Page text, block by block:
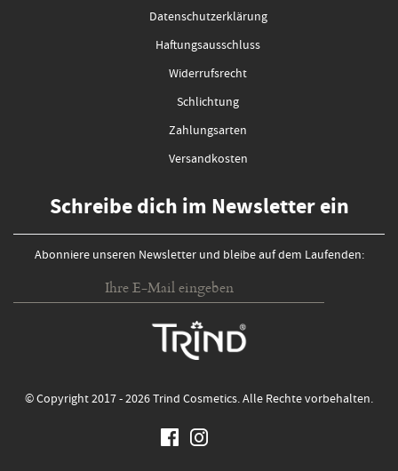
Datenschutzerklärung
Haftungsausschluss
Widerrufsrecht
Schlichtung
Zahlungsarten
Versandkosten
Schreibe dich im Newsletter ein
Abonniere unseren Newsletter und bleibe auf dem Laufenden:
© Copyright 2017 - 2026 Trind Cosmetics. Alle Rechte vorbehalten.